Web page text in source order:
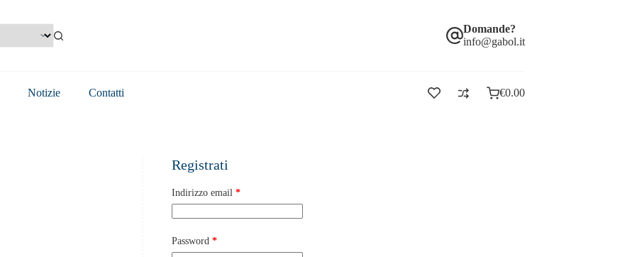
Domande?
info@gabol.it
Notizie Contatti €0.00
Registrati
Indirizzo email *
Password *